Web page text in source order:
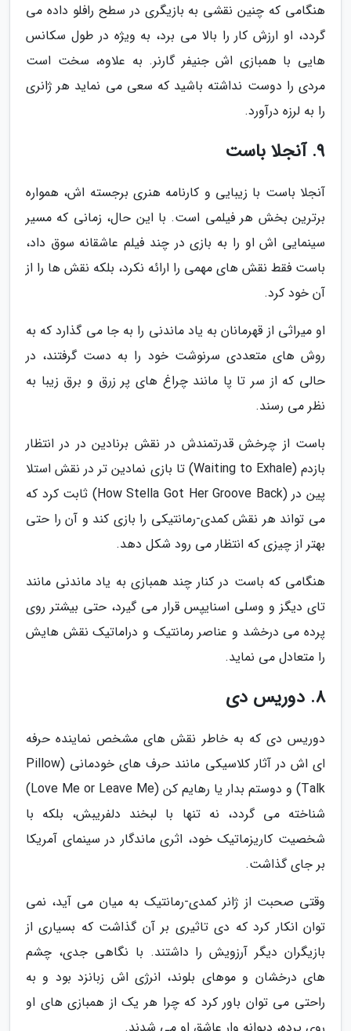
هنگامی که چنین نقشی به بازیگری در سطح رافلو داده می
گردد، او ارزش کار را بالا می برد، به ویژه در طول سکانس
هایی با همبازی اش جنیفر گارنر. به علاوه، سخت است
مردی را دوست نداشته باشید که سعی می نماید هر ژانری
را به لرزه درآورد.
9. آنجلا باست
آنجلا باست با زیبایی و کارنامه هنری برجسته اش، همواره
برترین بخش هر فیلمی است. با این حال، زمانی که مسیر
سینمایی اش او را به بازی در چند فیلم عاشقانه سوق داد،
باست فقط نقش های مهمی را ارائه نکرد، بلکه نقش ها را از
آن خود کرد.
او میراثی از قهرمانان به یاد ماندنی را به جا می گذارد که به
روش های متعددی سرنوشت خود را به دست گرفتند، در
حالی که از سر تا پا مانند چراغ های پر زرق و برق زیبا به
نظر می رسند.
باست از چرخش قدرتمندش در نقش برنادین در در انتظار
بازدم (Waiting to Exhale) تا بازی نمادین تر در نقش استلا
پین در (How Stella Got Her Groove Back) ثابت کرد که
می تواند هر نقش کمدی-رمانتیکی را بازی کند و آن را حتی
بهتر از چیزی که انتظار می رود شکل دهد.
هنگامی که باست در کنار چند همبازی به یاد ماندنی مانند
تای دیگز و وسلی اسنایپس قرار می گیرد، حتی بیشتر روی
پرده می درخشد و عناصر رمانتیک و دراماتیک نقش هایش
را متعادل می نماید.
8. دوریس دی
دوریس دی که به خاطر نقش های مشخص نماینده حرفه
ای اش در آثار کلاسیکی مانند حرف های خودمانی (Pillow
Talk) و دوستم بدار یا رهایم کن (Love Me or Leave Me)
شناخته می گردد، نه تنها با لبخند دلفریبش، بلکه با
شخصیت کاریزماتیک خود، اثری ماندگار در سینمای آمریکا
بر جای گذاشت.
وقتی صحبت از ژانر کمدی-رمانتیک به میان می آید، نمی
توان انکار کرد که دی تاثیری بر آن گذاشت که بسیاری از
بازیگران دیگر آرزویش را داشتند. با نگاهی جدی، چشم
های درخشان و موهای بلوند، انرژی اش زبانزد بود و به
راحتی می توان باور کرد که چرا هر یک از همبازی های او